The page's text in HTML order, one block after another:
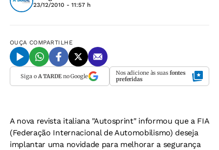
23/12/2010 - 11:57 h
OUÇA COMPARTILHE
Siga o A TARDEno Google Nos adicione às suas fontes
preferidas
A nova revista italiana "Autosprint" informou que a FIA
(Federação Internacional de Automobilismo) deseja
implantar uma novidade para melhorar a segurança